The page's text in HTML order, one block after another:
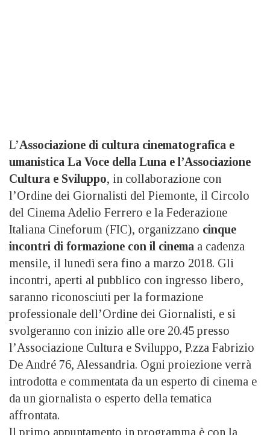
L’Associazione di cultura cinematografica e
umanistica La Voce della Luna e l’Associazione
Cultura e Sviluppo, in collaborazione con
l’Ordine dei Giornalisti del Piemonte, il Circolo
del Cinema Adelio Ferrero e la Federazione
Italiana Cineforum (FIC), organizzano cinque
incontri di formazione con il cinema a cadenza
mensile, il lunedì sera fino a marzo 2018. Gli
incontri, aperti al pubblico con ingresso libero,
saranno riconosciuti per la formazione
professionale dell’Ordine dei Giornalisti, e si
svolgeranno con inizio alle ore 20.45 presso
l’Associazione Cultura e Sviluppo, P.zza Fabrizio
De André 76, Alessandria. Ogni proiezione verrà
introdotta e commentata da un esperto di cinema e
da un giornalista o esperto della tematica
affrontata.
Il primo appuntamento in programma è con la